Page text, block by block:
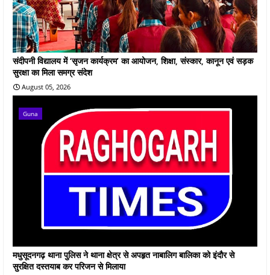
संदीपनी विद्यालय में ‘सृजन कार्यक्रम’ का आयोजन, शिक्षा, संस्कार, कानून एवं सड़क
सुरक्षा का मिला समग्र संदेश
August 05, 2026
Guna
मधुसूदनगढ़ थाना पुलिस ने थाना क्षेत्र से अपहृत नाबालिग बालिका को इंदौर से
सुरक्षित दस्तयाब कर परिजन से मिलाया